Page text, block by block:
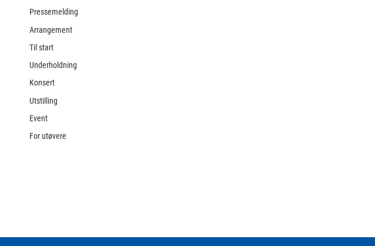
Pressemelding
Arrangement
Til start
Underholdning
Konsert
Utstilling
Event
For utøvere